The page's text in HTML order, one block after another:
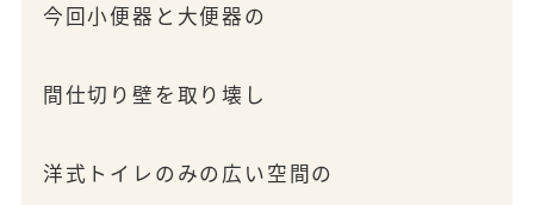
今回小便器と大便器の
間仕切り壁を取り壊し
洋式トイレのみの広い空間の